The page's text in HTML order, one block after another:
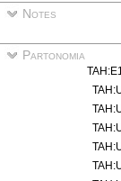
Notes
Partonomia